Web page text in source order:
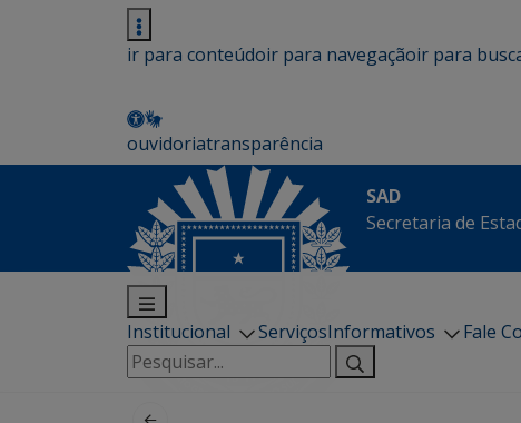
ir para conteúdoir para navegaçãoir para
ouvidoriatransparência
SAD
Secretaria de
Institucional ServiçosInformativos Fale
Pesquisar
por: